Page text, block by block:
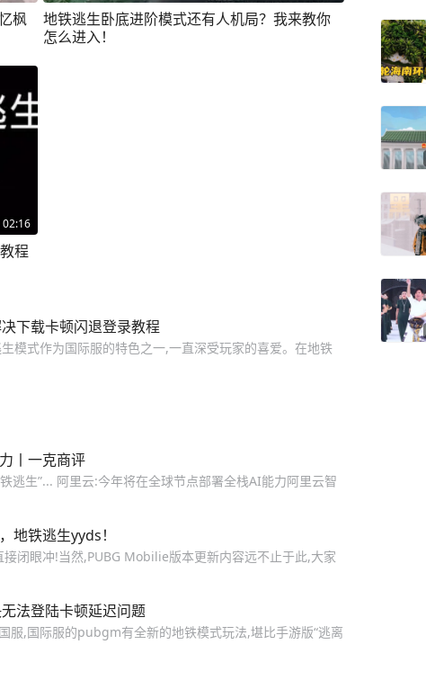
枫
地铁逃生卧底进阶模式还有人机局？我来教你
怎么进入！
02:16
程
下载卡顿闪退登录教程
模式作为国际服的特色之一,一直深受玩家的喜爱。在地铁
丨一克商评
逃生”... 阿里云:今年将在全球节点部署全栈AI能力阿里云智
地铁逃生yyds！
闭眼冲!当然,PUBG Mobilie版本更新内容远不止于此,大家
法登陆卡顿延迟问题
,国际服的pubgm有全新的地铁模式玩法,堪比手游版“逃离